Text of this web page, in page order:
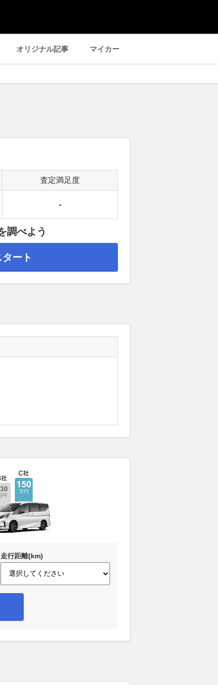
オリジナル記事 マイカー
査定満足度
-
調べよう
ート
走行距離(km)